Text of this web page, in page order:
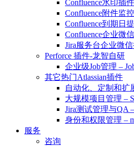
Confluence水印插件
Confluence附件监
Confluence到期日
Confluence企业微
Jira服务台企业微
Perforce 插件-龙智自研
企业级Job管理 –
其它热门Atlassian插件
自动化、定制和扩
大规模项目管理 –
Jira测试管理与QA
身份和权限管理 –
服务
咨询